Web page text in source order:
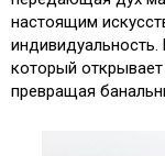
настоящим
который
превращая